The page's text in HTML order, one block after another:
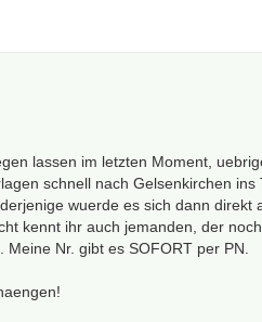
lassen im letzten Moment,
schnell nach Gelsenkirchen ins
wuerde es sich dann direkt
kennt ihr auch jemanden, der noch
Nr. gibt es SOFORT per PN.